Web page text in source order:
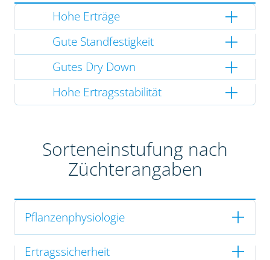
Hohe Erträge
Gute Standfestigkeit
Gutes Dry Down
Hohe Ertragsstabilität
Sorteneinstufung nach
Züchterangaben
Pflanzenphysiologie
Ertragssicherheit